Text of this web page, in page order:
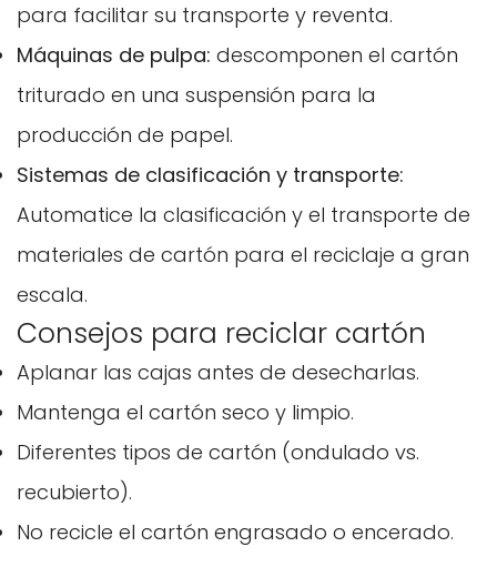
para facilitar su transporte y reventa.
Máquinas de pulpa: descomponen el cartón
triturado en una suspensión para la
producción de papel.
Sistemas de clasificación y transporte:
Automatice la clasificación y el transporte de
materiales de cartón para el reciclaje a gran
escala.
Consejos para reciclar cartón
Aplanar las cajas antes de desecharlas.
Mantenga el cartón seco y limpio.
Diferentes tipos de cartón (ondulado vs.
recubierto).
No recicle el cartón engrasado o encerado.